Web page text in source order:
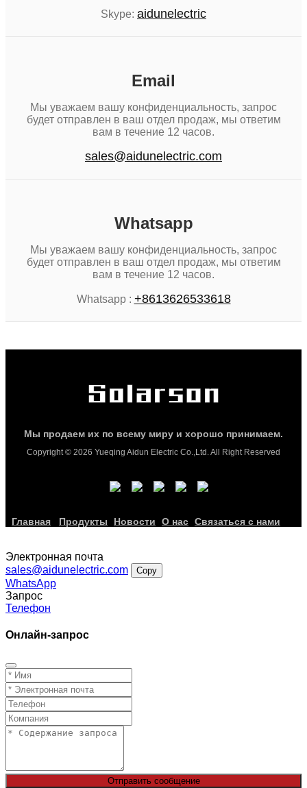
Skype: aidunelectric
Email
Мы уважаем вашу конфиденциальность, запрос
будет отправлен в ваш отдел продаж, мы ответим
вам в течение 12 часов.
sales@aidunelectric.com
Whatsapp
Мы уважаем вашу конфиденциальность, запрос
будет отправлен в ваш отдел продаж, мы ответим
вам в течение 12 часов.
Whatsapp : +8613626533618
Мы продаем их по всему миру и хорошо принимаем.
Copyright © 2026 Yueqing Aidun Electric Co.,Ltd. All Right Reserved
Главная Продукты Новости О нас Связаться с нами
Электронная почта
sales@aidunelectric.com
Copy
WhatsApp
Запрос
Телефон
Онлайн-запрос
Отправить сообщение